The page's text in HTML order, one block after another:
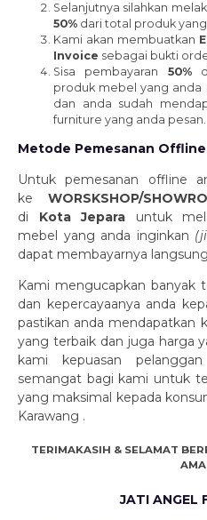
Selanjutnya silahkan
50% dari total produk
Kami akan membuatkan E
Invoice sebagai bukti
Sisa pembayaran 50%
produk mebel yang anda
dan anda sudah
furniture yang anda pesan.
Metode Pemesanan
Untuk pemesanan offline
keWORSKSHOP/
di Kota Jepara untuk
mebel yang anda inginkan
dapat membayarnya
Kami mengucapkan banyak
dan kepercayaanya anda
pastikan anda mendapatkan
yang terbaik dan juga harga
kami kepuasan
semangat bagi kami untuk
yang maksimal kepada
Karawang .
TERIMAKASIH & SELAMAT
JATI ANGEL